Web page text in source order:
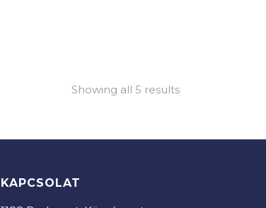
Showing all 5 results
KAPCSOLAT